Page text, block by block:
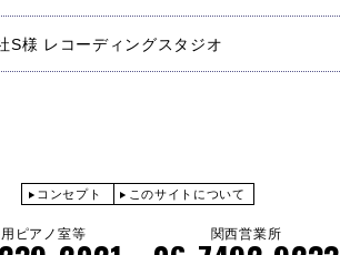
S様 レコーディングスタジオ
コンセプト このサイトについて
ピアノ室等 関西営業所